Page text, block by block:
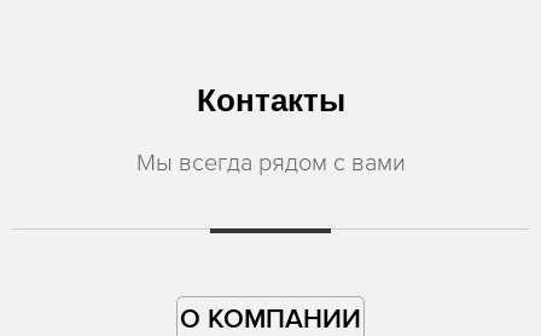
Контакты
Мы всегда рядом с вами
О КОМПАНИИ